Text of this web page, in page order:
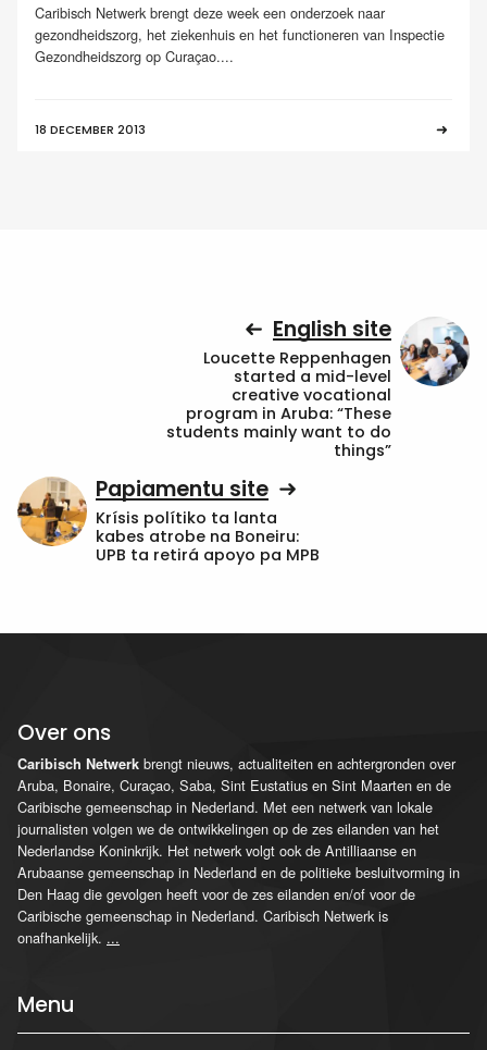
Caribisch Netwerk brengt deze week een onderzoek naar
gezondheidszorg, het ziekenhuis en het functioneren van Inspectie
Gezondheidszorg op Curaçao....
18 DECEMBER 2013
English site
Loucette Reppenhagen
started a mid-level
creative vocational
program in Aruba: “These
students mainly want to do
things”
Papiamentu site
Krísis polítiko ta lanta
kabes atrobe na Boneiru:
UPB ta retirá apoyo pa MPB
Over ons
Caribisch Netwerk brengt nieuws, actualiteiten en achtergronden over
Aruba, Bonaire, Curaçao, Saba, Sint Eustatius en Sint Maarten en de
Caribische gemeenschap in Nederland. Met een netwerk van lokale
journalisten volgen we de ontwikkelingen op de zes eilanden van het
Nederlandse Koninkrijk. Het netwerk volgt ook de Antilliaanse en
Arubaanse gemeenschap in Nederland en de politieke besluitvorming in
Den Haag die gevolgen heeft voor de zes eilanden en/of voor de
Caribische gemeenschap in Nederland. Caribisch Netwerk is
onafhankelijk. ...
Menu